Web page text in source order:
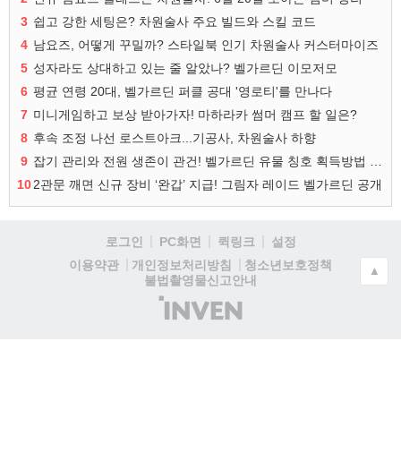
3 쉽고 강한 세팅은? 차원술사 주요 빌드와 스킬 코드
4 남요즈, 어떻게 꾸밀까? 스타일북 인기 차원술사 커스터마이즈
5 성자라도 상대하고 있는 줄 알았나? 벨가르딘 이모저모
6 평균 연령 20대, 벨가르딘 퍼클 공대 '영로티'를 만나다
7 미니게임하고 보상 받아가자! 마하라카 썸머 캠프 할 일은?
8 후속 조정 나선 로스트아크...기공사, 차원술사 하향
9
102관문 깨면 신규 장비 ‘완갑’ 지급! 그림자 레이드 벨가르딘 공개
로그인 PC화면 퀵링크
설정
이용약관
개인정보처리방침
청소년보호정책
불법촬영물신고안내
(주)
인
▲